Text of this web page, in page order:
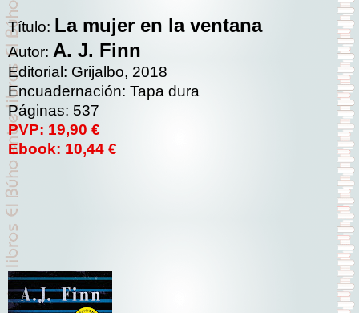
Título: La mujer en la ventana
Autor: A. J. Finn
Editorial: Grijalbo, 2018
Encuadernación: Tapa dura
Páginas: 537
PVP: 19,90 €
Ebook: 10,44 €